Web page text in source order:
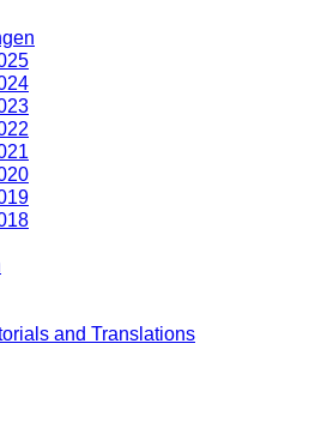
and Translations